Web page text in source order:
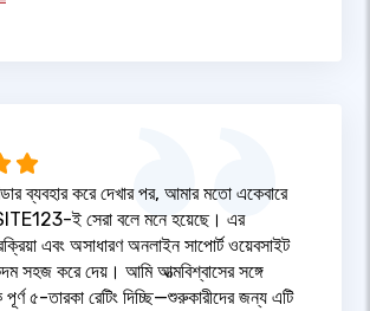
ব্যবহার করে দেখার পর, আমার মতো একেবারে
ই সেরা বলে মনে হয়েছে। এর
এবং অসাধারণ অনলাইন সাপোর্ট ওয়েবসাইট
সহজ করে দেয়। আমি আত্মবিশ্বাসের সঙ্গে
৫-তারকা রেটিং দিচ্ছি—শুরুকারীদের জন্য এটি